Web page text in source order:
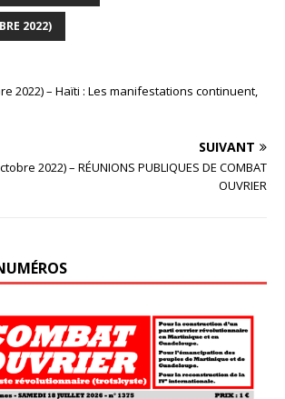
2022)
2022) – Haïti : Les manifestations continuent,
SUIVANT
2022) – RÉUNIONS PUBLIQUES DE COMBAT
OUVRIER